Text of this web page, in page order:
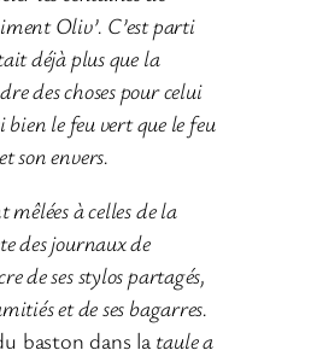
Oliv’. C’est parti
déjà plus que la
des choses pour celui
bien le feu vert que le feu
son envers.
mêlées à celles de la
des journaux de
de ses stylos partagés,
et de ses bagarres.
baston dans la taule a